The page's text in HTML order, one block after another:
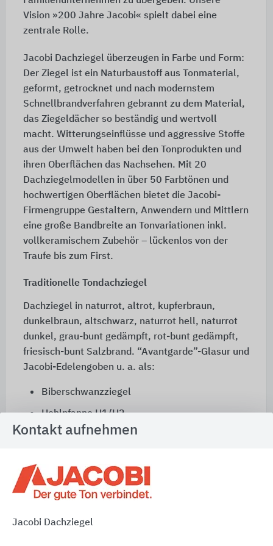
Vision »200 Jahre Jacobi« spielt dabei eine
zentrale Rolle.
Jacobi Dachziegel überzeugen in Farbe und Form:
Der Ziegel ist ein Naturbaustoff aus Tonmaterial,
geformt, getrocknet und nach modernstem
Schnellbrandverfahren gebrannt zu dem Material,
das Ziegeldächer so beständig und wertvoll
macht. Witterungseinflüsse und aggressive Stoffe
aus der Umwelt haben bei den Tonprodukten und
ihren Oberflächen das Nachsehen. Mit 20
Dachziegelmodellen in über 50 Farbtönen und
hochwertigen Oberflächen bietet die Jacobi-
Firmengruppe Gestaltern, Anwendern und Mittlern
eine große Bandbreite an Tonvariationen inkl.
vollkeramischem Zubehör – lückenlos von der
Traufe bis zum First.
Traditionelle Tondachziegel
Dachziegel in naturrot, altrot, kupferbraun,
dunkelbraun, altschwarz, naturrot hell, naturrot
dunkel, grau-bunt gedämpft, rot-bunt gedämpft,
friesisch-bunt Salzbrand. “Avantgarde”-Glasur und
Jacobi-Edelengoben u. a. als:
Biberschwanzziegel
Hohlpfanne H1/H2
Hohlfalzziegel Z5
Doppelmuldenfalzziegel Tradition
Doppelmuldenfalzziegel Z2
Standard Falzziegel Z10
Kontakt aufnehmen
Jacobi Dachziegel